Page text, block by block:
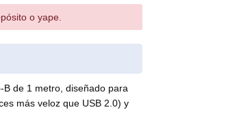
o yape.
B de 1 metro, diseñado para
más veloz que USB 2.0) y